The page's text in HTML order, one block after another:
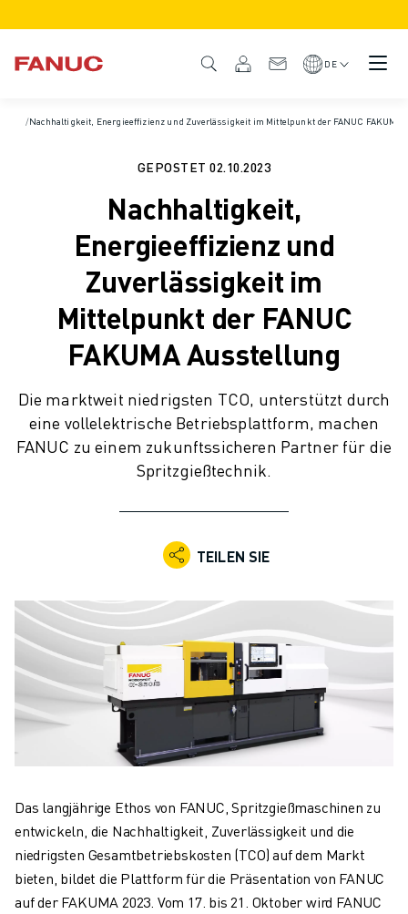
PRODUKTÜBERSICHT
CNC-FUNKTIONEN/OPTIONEN
SIMULATION - DIGITALER ZWILLING
CNC-NACHHALTIGKEIT
CNC-PRODUKTE FÜR DEN BILDUNGSBEREICH
RETROFIT LÖSUNGEN
INDUSTRIEROBOTER
KOLLABORATIVE ROBOTER
ROBOTERPALETTE
ROBOTER-STEUERUNGEN
ROBOTER-SOFTWARE
ROBOTIK-PRODUKTE FÜR DEN BILDUNGSBEREICH
KOMPAKTE CNC-BEARBEITUNGSZENTREN
ROBODRILL-FILTER
ROBODRILL KOMPAKTE CNC-BEARBEITUNGSZENTREN
ROBODRILL HARDWARE
ROBODRILL SOFTWARE
ROBODRILL VORBEUGENDE WARTUNG
ROBODRILL NACHHALTIGKEIT
ELEKTRISCHE SPRITZGUSSMASCHINEN
ROBOSHOT ELEKTRISCHE SPRITZGUSSMASCHINEN
DE
Startseite/ Nachrichten und Medien /News und Pressemitteilungen /
/Nachhaltigkeit, Energieeffizienz und Zuverlässigkeit im Mittelpunkt der FANUC FAKUMA
GEPOSTET 02.10.2023
Nachhaltigkeit,
Energieeffizienz und
Zuverlässigkeit im
Mittelpunkt der FANUC
FAKUMA Ausstellung
Die marktweit niedrigsten TCO, unterstützt durch
eine vollelektrische Betriebsplattform, machen
FANUC zu einem zukunftssicheren Partner für die
Spritzgießtechnik.
TEILEN SIE
Das langjährige Ethos von FANUC, Spritzgießmaschinen zu
entwickeln, die Nachhaltigkeit, Zuverlässigkeit und die
niedrigsten Gesamtbetriebskosten (TCO) auf dem Markt
bieten, bildet die Plattform für die Präsentation von FANUC
auf der FAKUMA 2023. Vom 17. bis 21. Oktober wird FANUC